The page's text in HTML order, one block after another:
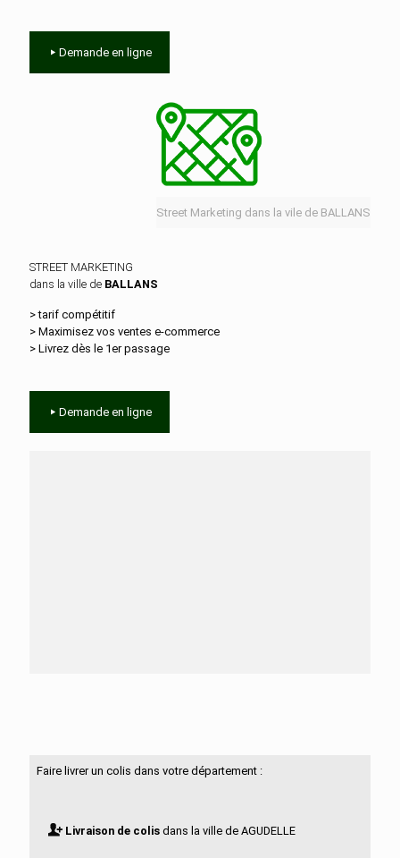
Demande en ligne
Street Marketing dans la vile de BALLANS
STREET MARKETING
dans la ville de BALLANS
> tarif compétitif
> Maximisez vos ventes e‑commerce
> Livrez dès le 1er passage
Demande en ligne
Faire livrer un colis dans votre département :
Livraison de colisdans la ville de AGUDELLE